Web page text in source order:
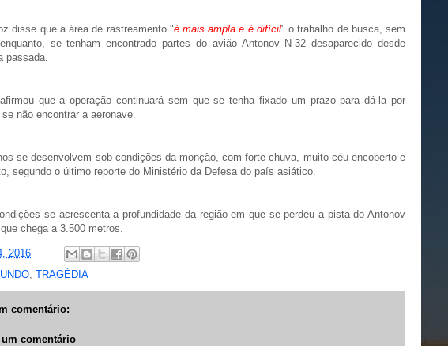
disse que a área de rastreamento "é mais ampla e é difícil" o trabalho de busca, sem
se tenham encontrado partes do avião Antonov N-32 desaparecido desde
passada.
que a operação continuará sem que se tenha fixado um prazo para dá-la por
não encontrar a aeronave.
se desenvolvem sob condições da monção, com forte chuva, muito céu encoberto e
segundo o último reporte do Ministério da Defesa do país asiático.
se acrescenta a profundidade da região em que se perdeu a pista do Antonov
chega a 3.500 metros.
2016
, TRAGÉDIA
comentário:
comentário